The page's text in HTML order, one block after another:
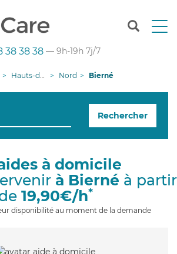
T
n
g
i
38 38 38 — 9h-19h 7j/7
Hauts-de-France Nord Bierné
Rechercher
à domicile
à Bierné à partir
19,90€/h*
disponibilité au moment de la demande